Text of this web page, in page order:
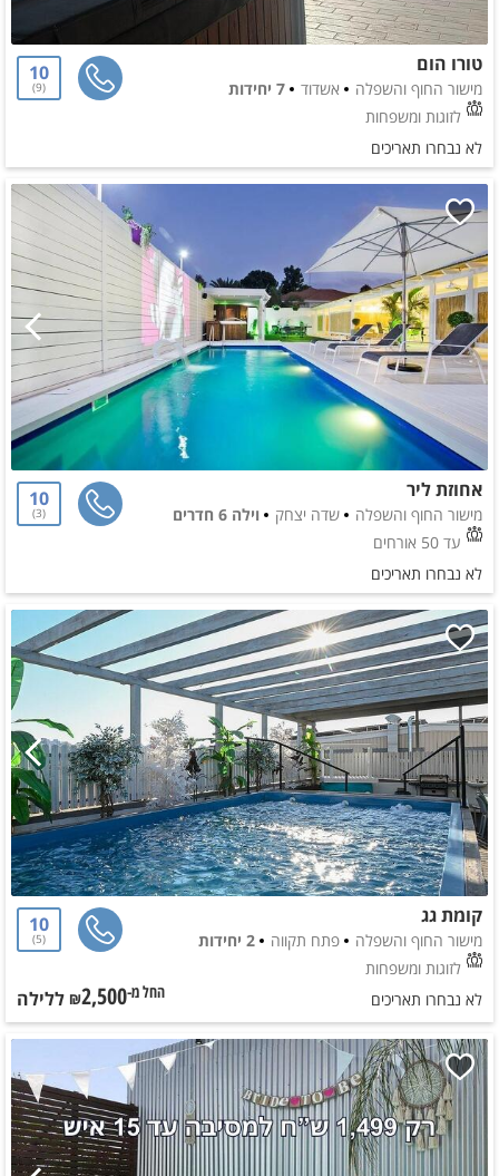
טורו הום
מישור החוף והשפלה אשדוד
7 יחידות
לזוגות ומשפחות
10
9
לא נבחרו תאריכים
אחוזת ליר
מישור החוף והשפלה שדה יצחק
וילה 6 חדרים
עד 50 אורחים
10
3
לא נבחרו תאריכים
קומת גג
מישור החוף והשפלה פתח תקווה
2 יחידות
לזוגות ומשפחות
10
5
לא נבחרו תאריכים החל מ-₪2,500 ללילה